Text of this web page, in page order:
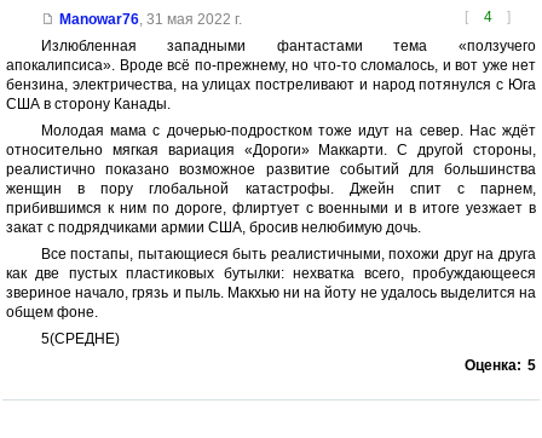
[ 4 ]
Manowar76, 31 мая 2022 г.
Излюбленная западными фантастами тема «ползучего
апокалипсиса». Вроде всё по-прежнему, но что-то сломалось, и вот уже нет
бензина, электричества, на улицах постреливают и народ потянулся с Юга
США в сторону Канады.
Молодая мама с дочерью-подростком тоже идут на север. Нас ждёт
относительно мягкая вариация «Дороги» Маккарти. С другой стороны,
реалистично показано возможное развитие событий для большинства
женщин в пору глобальной катастрофы. Джейн спит с парнем,
прибившимся к ним по дороге, флиртует с военными и в итоге уезжает в
закат с подрядчиками армии США, бросив нелюбимую дочь.
Все постапы, пытающиеся быть реалистичными, похожи друг на друга
как две пустых пластиковых бутылки: нехватка всего, пробуждающееся
звериное начало, грязь и пыль. Макхью ни на йоту не удалось выделится на
общем фоне.
5(СРЕДНЕ)
Оценка: 5